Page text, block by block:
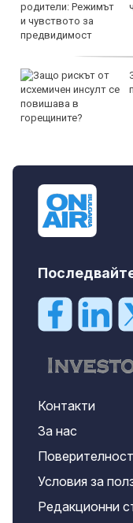
Контакти
За нас
Поверителност
Условия за
Редакционни